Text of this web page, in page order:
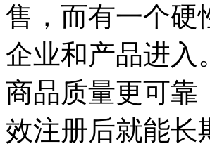
售，而有一个硬
企业和产品进入
商品质量更可靠
效注册后就能长